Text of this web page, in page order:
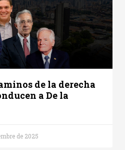
de la derecha
a De la
de 2025